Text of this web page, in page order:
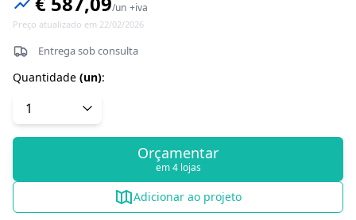
/un +iva
Preço atualizado em 22/02/2026
Entrega sob consulta
Quantidade (un):
Orçamentar
em 4 lojas
Adicionar ao projeto